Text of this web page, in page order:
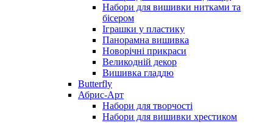
Набори для вишивки нитками та
бісером
Іграшки у пластику
Панорамна вишивка
Новорічні прикраси
Великодній декор
Вишивка гладдю
Butterfly
Абрис-Арт
Набори для творчості
Набори для вишивки хрестиком